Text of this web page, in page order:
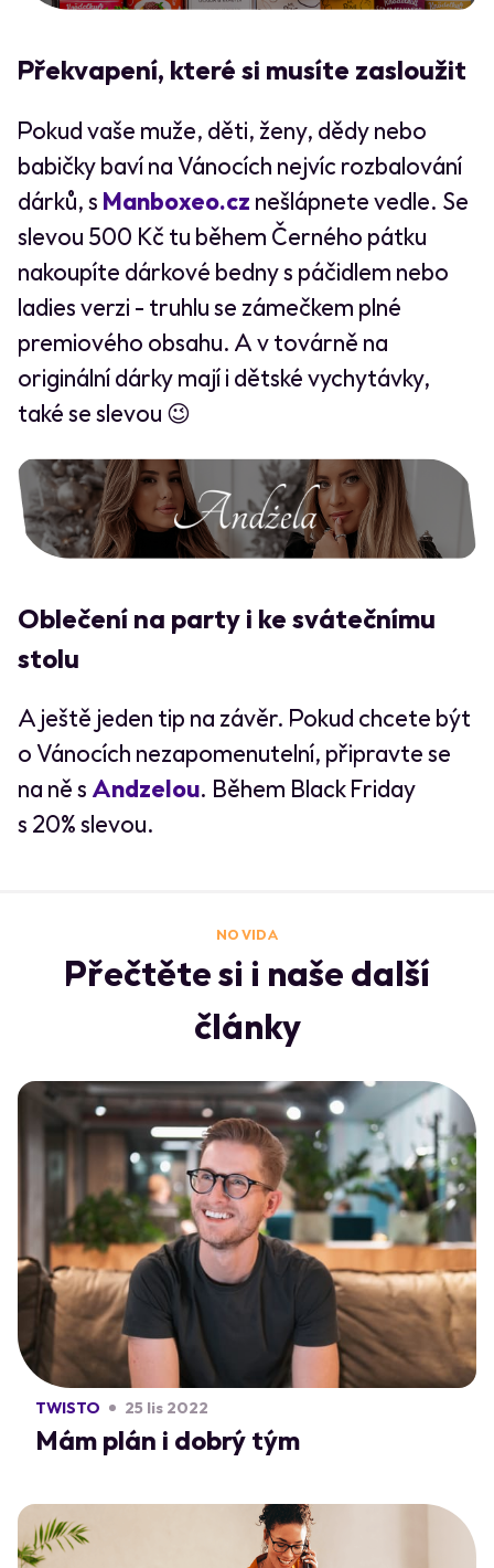
Překvapení, které si musíte zasloužit
Pokud vaše muže, děti, ženy, dědy nebo
babičky baví na Vánocích nejvíc rozbalování
dárků, s Manboxeo.cz nešlápnete vedle. Se
slevou 500 Kč tu během Černého pátku
nakoupíte dárkové bedny s páčidlem nebo
ladies verzi - truhlu se zámečkem plné
premiového obsahu. A v továrně na
originální dárky mají i dětské vychytávky,
také se slevou 😉
Oblečení na party i ke svátečnímu
stolu
A ještě jeden tip na závěr. Pokud chcete být
o Vánocích nezapomenutelní, připravte se
na ně s Andzelou. Během Black Friday
s 20% slevou.
NO VIDA
Přečtěte si i naše další
články
TWISTO 25 lis 2022
Mám plán i dobrý tým